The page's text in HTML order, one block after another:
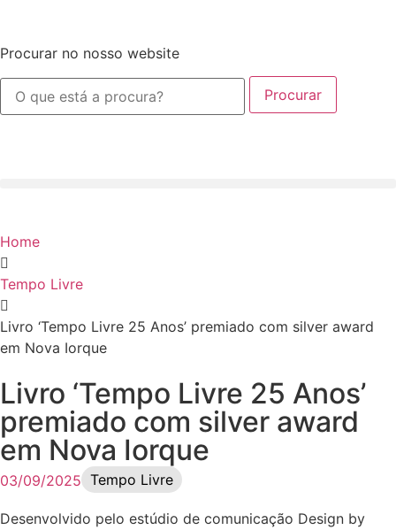
Procurar no nosso website
Procurar
Home
Tempo Livre
Livro ‘Tempo Livre 25 Anos’ premiado com silver award
em Nova Iorque
Livro ‘Tempo Livre 25 Anos’
premiado com silver award
em Nova Iorque
03/09/2025 Tempo Livre
Desenvolvido pelo estúdio de comunicação Design by